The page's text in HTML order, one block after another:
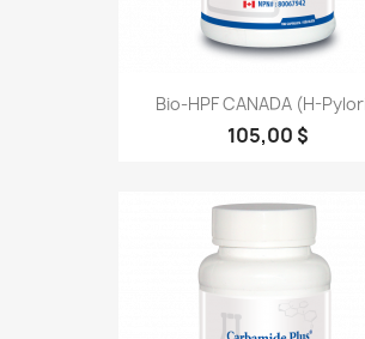
Bio-HPF CANADA (H-
105,00 $